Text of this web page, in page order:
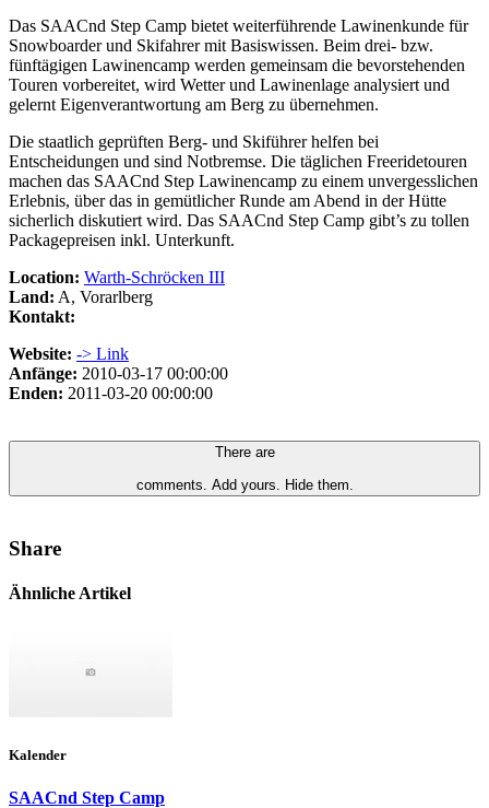
Das SAACnd Step Camp bietet weiterführende Lawinenkunde für
Snowboarder und Skifahrer mit Basiswissen. Beim drei- bzw.
fünftägigen Lawinencamp werden gemeinsam die bevorstehenden
Touren vorbereitet, wird Wetter und Lawinenlage analysiert und
gelernt Eigenverantwortung am Berg zu übernehmen.
Die staatlich geprüften Berg- und Skiführer helfen bei
Entscheidungen und sind Notbremse. Die täglichen Freeridetouren
machen das SAACnd Step Lawinencamp zu einem unvergesslichen
Erlebnis, über das in gemütlicher Runde am Abend in der Hütte
sicherlich diskutiert wird. Das SAACnd Step Camp gibt’s zu tollen
Packagepreisen inkl. Unterkunft.
Location: Warth-Schröcken III
Land: A, Vorarlberg
Kontakt:
Website: -> Link
Anfänge: 2010-03-17 00:00:00
Enden: 2011-03-20 00:00:00
There are
comments. Add yours. Hide them.
Share
Ähnliche Artikel
Kalender
SAACnd Step Camp